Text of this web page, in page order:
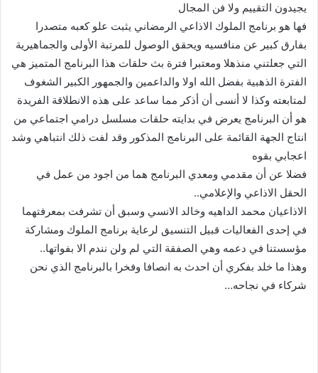
يجيدون التقييم ولا فن المجال
فها هو برنامج الملوك الاذاعي الرمضاني يثبت علو كعبه متصدرا
بفارق كبير عن منافسيه ويحقق الوصول للمرتبة الأولى والجماهيرية
التي جعلتني منذهلا ومعتبرا فترة بث حلقات هذا البرنامج المتميز هي
الفترة الذهبية بفضل الله اولا والداعمين والجمهور الكبير الشغوف
لمتابعته وكذا لا أنسى أن أذكر مما ساعد على هذه الانطلاقة الفريدة
هو أن البرنامج يعرض في بدايته حلقات مسلسل درامي اجتماعي من
انتاج الجهة القائمة على البرنامج المذكور وقد لفت ذلك انتباهي وشد
اعجابي بقوه
فضلا عن أن مقدمي ومعدي البرنامج هما من اجود من عمل في
الحقل الاذاعي والإعلامي..
الاذاعيان محمد الداهيه وخالد الانسي وسبق أن تشرفت بمعرفتهما
في إحدى الفعاليات قبيل التنسيق لرعاية برنامج الملوك ومشاركة
مؤسستنا في دعمه وهي الصفقة التي لم ولن نندم الا بفواتها..
وهذا ما خلد بفكري أن احدث به انصافا وفخرا بالبرنامج الذي نحن
شركاء في نجاحه…